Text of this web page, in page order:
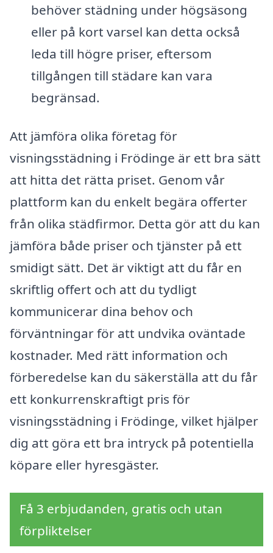
behöver städning under högsäsong
eller på kort varsel kan detta också
leda till högre priser, eftersom
tillgången till städare kan vara
begränsad.
Att jämföra olika företag för
visningsstädning i Frödinge är ett bra sätt
att hitta det rätta priset. Genom vår
plattform kan du enkelt begära offerter
från olika städfirmor. Detta gör att du kan
jämföra både priser och tjänster på ett
smidigt sätt. Det är viktigt att du får en
skriftlig offert och att du tydligt
kommunicerar dina behov och
förväntningar för att undvika oväntade
kostnader. Med rätt information och
förberedelse kan du säkerställa att du får
ett konkurrenskraftigt pris för
visningsstädning i Frödinge, vilket hjälper
dig att göra ett bra intryck på potentiella
köpare eller hyresgäster.
Få 3 erbjudanden, gratis och utan
förpliktelser